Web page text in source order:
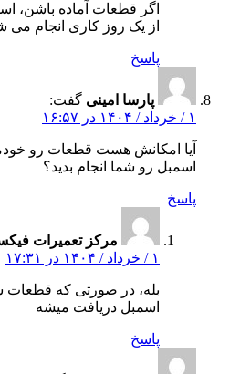
اگر قطعات آماده باشن،
از یک روز کاری انجام می‌
پاسخ
پارسا امینی گفت:
۱ / خرداد / ۱۴۰۴ در ۱۶:۵۷
آیا امکانش هست قطعات رو
اسمبل رو شما انجام بدید؟
پاسخ
مرکز تعمیرات
۱ / خرداد / ۱۴۰۴ در ۱۷:۳۱
بله، در صورتی که قطعات
اسمبل دریافت میشه
پاسخ